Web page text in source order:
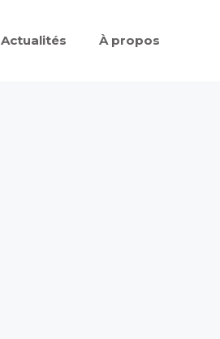
Actualités À propos